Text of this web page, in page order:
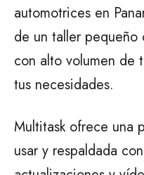
automotrices en
de un taller
con alto volumen de
tus necesidades.
Multitask ofrece una
usar y respaldada